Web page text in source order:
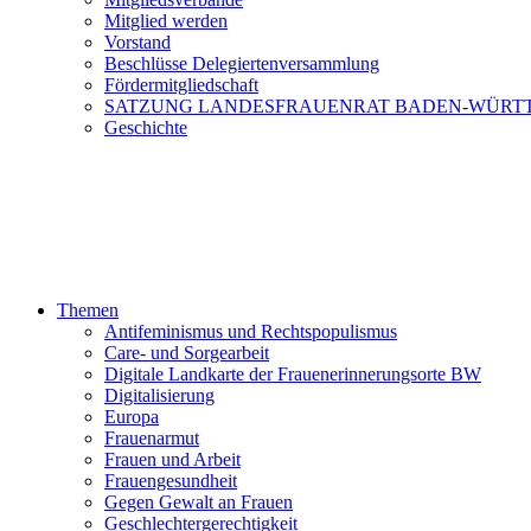
Mitglied werden
Vorstand
Beschlüsse Delegiertenversammlung
Fördermitgliedschaft
SATZUNG LANDESFRAUENRAT BADEN-
Geschichte
Themen
Antifeminismus und Rechtspopulismus
Care- und Sorgearbeit
Digitale Landkarte der Frauenerinnerungsorte BW
Digitalisierung
Europa
Frauenarmut
Frauen und Arbeit
Frauengesundheit
Gegen Gewalt an Frauen
Geschlechtergerechtigkeit